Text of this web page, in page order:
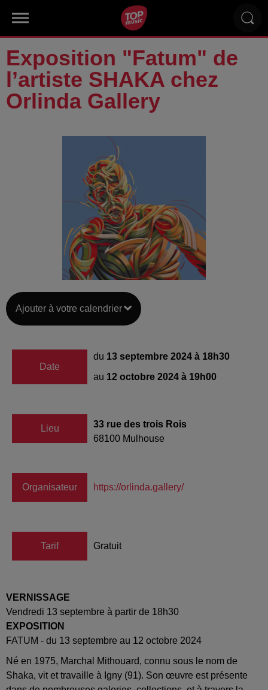
Exposition "Fatum" de
l’artiste SHAKA chez
Orlinda Gallery
Ajouter à votre calendrier
Date
du 13 septembre 2024 à 18h30
au 12 octobre 2024 à 19h00
Lieu
33 rue des trois Rois
68100 Mulhouse
Organisateur https://orlinda.gallery/
Tarif Gratuit
VERNISSAGE
Vendredi 13 septembre à partir de 18h30
EXPOSITION
FATUM - du 13 septembre au 12 octobre 2024
Né en 1975, Marchal Mithouard, connu sous le nom de
Shaka, vit et travaille à Igny (91). Son œuvre est présente